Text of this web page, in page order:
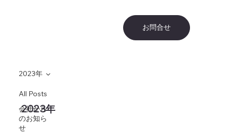
お問合せ
All Posts
会社から
のお知ら
せ
2023年
2023年